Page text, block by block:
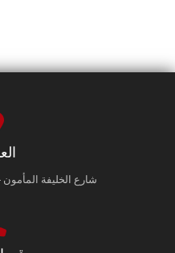
شارع الخليفة المأمون